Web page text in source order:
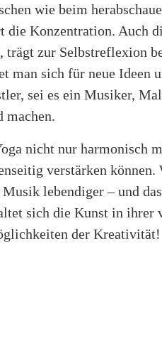
wie beim
die Konzentration. Auch
trägt zur Selbstreflexion
man sich für neue Ideen
sei es ein Musiker,
machen.
nicht nur harmonisch
verstärken können.
lebendiger – und
sich die Kunst in ihrer
der Kreativität!